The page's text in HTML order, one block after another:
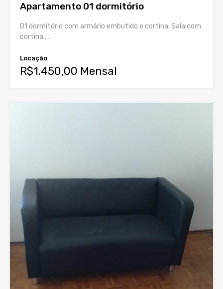
Apartamento 01 dormitório
01 dormitório com armário embutido e cortina, Sala com
cortina,…
Locação
R$1.450,00 Mensal